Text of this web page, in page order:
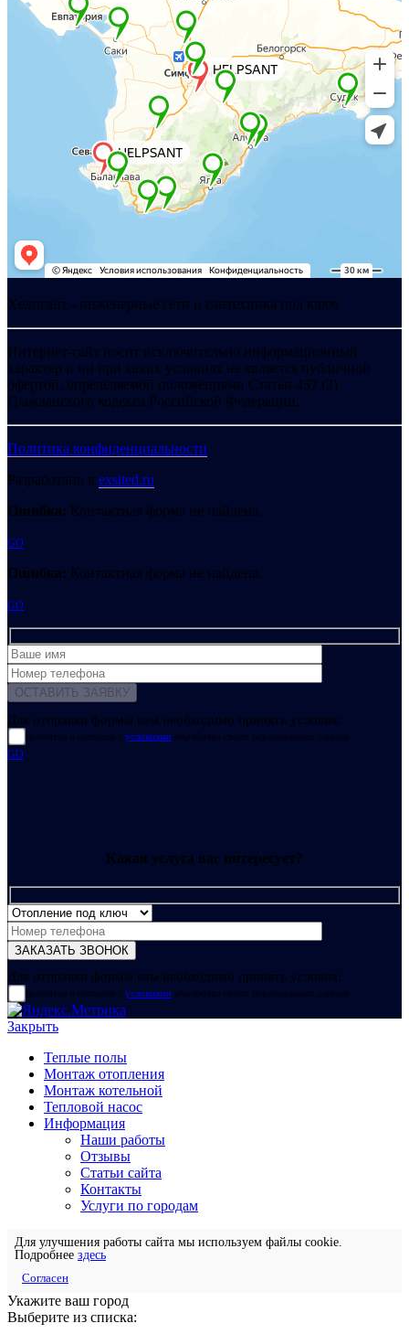
Хелпсант - инженерные сети и сантехника под ключ
Интернет-сайт носит исключительно информационный
характер и ни при каких условиях не является публичной
офертой, определяемой положениями Статьи 437 (2)
Гражданского кодекса Российской Федерации.
Политика конфиденциальности
Разработано в exsited.ru
Ошибка: Контактная форма не найдена.
GO
Ошибка: Контактная форма не найдена.
GO
Для отправки формы вам необходимо принять условия:
прочитал и согласен с условиями обработки своих персональных данных
GO
Какая услуга вас интересует?
Для отправки формы вам необходимо принять условия:
прочитал и согласен с условиями обработки своих персональных данных
Закрыть
Теплые полы
Монтаж отопления
Монтаж котельной
Тепловой насос
Информация
Наши работы
Отзывы
Статьи сайта
Контакты
Услуги по городам
Для улучшения работы сайта мы используем файлы cookie.
Подробнее здесь
Согласен
Укажите ваш город
Выберите из списка: